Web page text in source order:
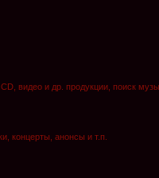
видео и др. продукции, поиск
концерты, анонсы и т.п.